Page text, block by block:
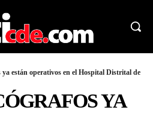
ya están operativos en el Hospital Distrital de
YA